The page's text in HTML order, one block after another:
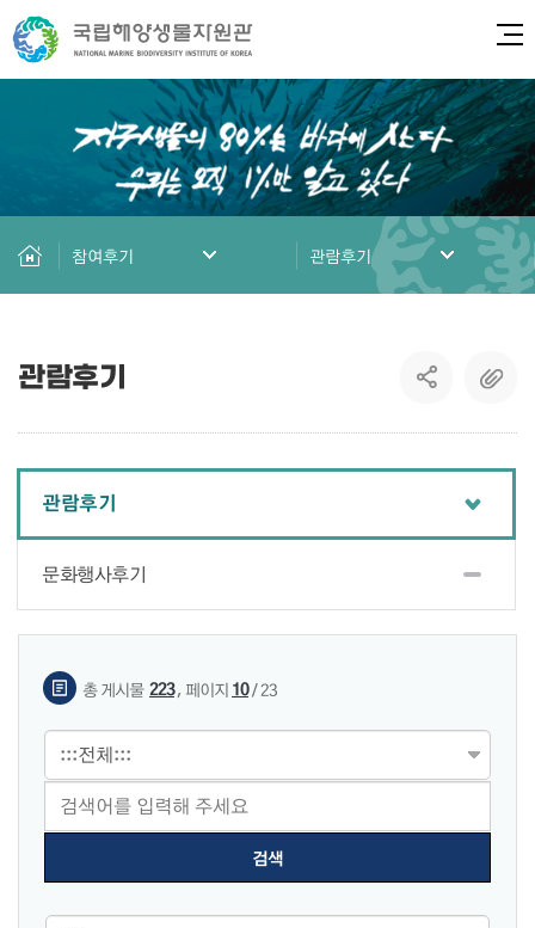
관람후기
참여후기 관람후기
관람후기
문화행사후기
게시물 검색
총 게시물 223, 페이지 10/ 23